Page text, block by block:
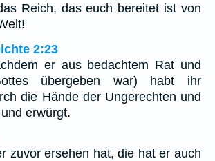
Reich, das euch bereitet ist von
2:23
er aus bedachtem Rat und
übergeben war) habt ihr
die Hände der Ungerechten und
erwürgt.
zuvor ersehen hat, die hat er auch